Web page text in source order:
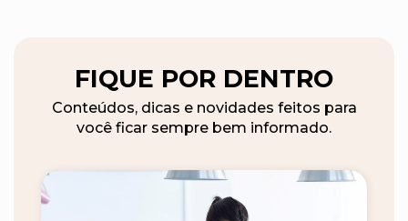
FIQUE POR DENTRO
Conteúdos, dicas e novidades feitos para
você ficar sempre bem informado.